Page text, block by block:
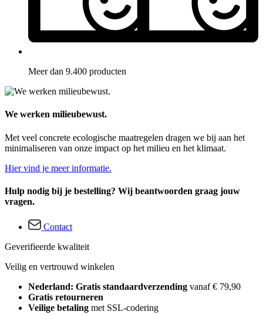
Meer dan 9.400 producten
We werken milieubewust.
Met veel concrete ecologische maatregelen dragen we bij aan het
minimaliseren van onze impact op het milieu en het klimaat.
Hier vind je meer informatie.
Hulp nodig bij je bestelling? Wij beantwoorden graag jouw
vragen.
Contact
Geverifieerde kwaliteit
Veilig en vertrouwd winkelen
Nederland: Gratis standaardverzending vanaf € 79,90
Gratis retourneren
Veilige betaling met SSL-codering